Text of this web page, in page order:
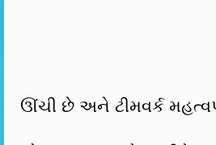
ઊંચી છે અને ટીમવર્ક